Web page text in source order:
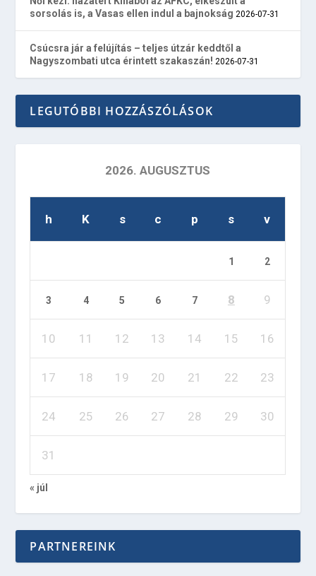
sorsolás is, a Vasas ellen indul a bajnokság 2026-07-31
Csúcsra jár a felújítás – teljes útzár keddtől a
Nagyszombati utca érintett szakaszán! 2026-07-31
LEGUTÓBBI HOZZÁSZÓLÁSOK
2026. AUGUSZTUS
h K s c p s v
1 2
3 4 5 6 7 8 9
10 11 12 13 14 15 16
17 18 19 20 21 22 23
24 25 26 27 28 29 30
31
« júl
PARTNEREINK